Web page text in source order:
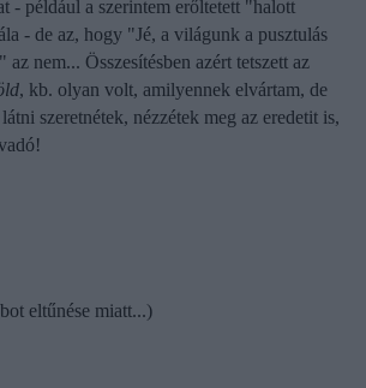
- például a szerintem erőltetett "halott
- de az, hogy "Jé, a világunk a pusztulás
az nem... Összesítésben azért tetszett az
, kb. olyan volt, amilyennek elvártam, de
szeretnétek, nézzétek meg az eredetit is,
eltűnése miatt...)